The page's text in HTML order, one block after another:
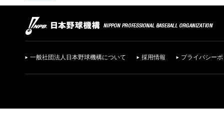
一般社団法人日本野球機構について 採用情報 プライバシー